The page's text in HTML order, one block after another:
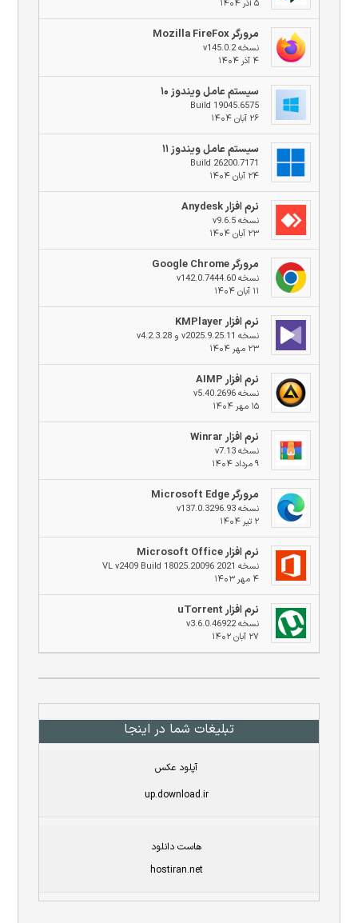
۵ آذر ۱۴۰۴
مرورگر Mozilla FireFox
نسخه v145.0.2
۴ آذر ۱۴۰۴
سیستم عامل ویندوز ۱۰
Build 19045.6575
۲۶ آبان ۱۴۰۴
سیستم عامل ویندوز ۱۱
Build 26200.7171
۲۴ آبان ۱۴۰۴
نرم افزار Anydesk
نسخه v9.6.5
۲۳ آبان ۱۴۰۴
مرورگر Google Chrome
نسخه v142.0.7444.60
۱۱ آبان ۱۴۰۴
نرم افزار KMPlayer
نسخه v2025.9.25.11 و v4.2.3.28
۲۳ مهر ۱۴۰۴
نرم افزار AIMP
نسخه v5.40.2696
۱۵ مهر ۱۴۰۴
نرم افزار Winrar
نسخه v7.13
۹ مرداد ۱۴۰۴
مرورگر Microsoft Edge
نسخه v137.0.3296.93
۲ تیر ۱۴۰۴
نرم افزار Microsoft Office
نسخه 2021 VL v2409 Build 18025.20096
۴ مهر ۱۴۰۳
نرم افزار uTorrent
نسخه v3.6.0.46922
۲۷ آبان ۱۴۰۲
تبلیغات شما در اینجا
آپلود عکس
up.download.ir
هاست دانلود
hostiran.net